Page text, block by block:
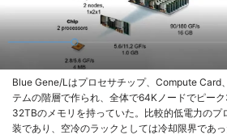
Blue Gene/Lはプロセサチップ、Compute Card
テムの階層で作られ、全体で64Kノードでピー
32TBのメモリを持っていた。比較的低電力のプ
装であり、空冷のラックとしては冷却限界であ